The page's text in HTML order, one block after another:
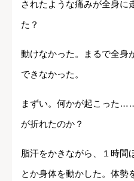
されたような痛みが全身に
た？
動けなかった。まるで全身
できなかった。
まずい。何かが起こった
が折れたのか？
脂汗をかきながら、１時間
とか身体を動かした。体勢